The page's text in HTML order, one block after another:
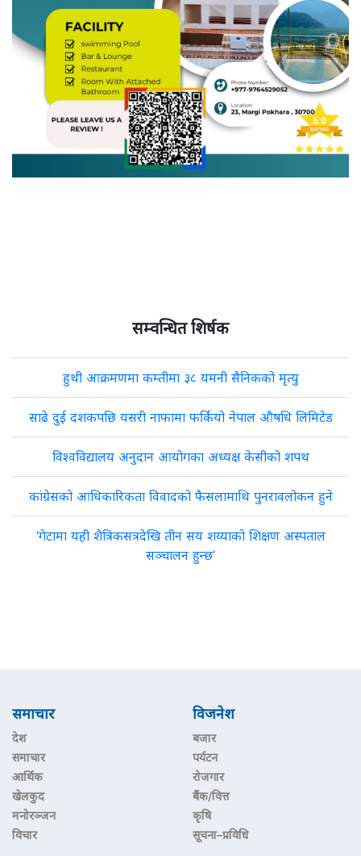
सम्वन्धित शिर्षक
हुथी आक्रमणमा कम्तीमा ३८ यमनी सैनिकको मृत्यु
साढे दुई दशकपछि यसरी नाफामा फर्कियो नेपाल औषधि लिमिटेड
विश्वविद्यालय अनुदान आयोगका अध्यक्ष केसीको शपथ
कांग्रेसको आधिकारिकता विवादको फैसलामाथि पुनरावलोकन हुने
‘गेटामा यही शैत्रिकसत्रदेखि तीन सय शय्याको शिक्षण अस्पताल
सञ्चालन हुन्छ’
समाचार
देश
समाचार
आर्थिक
खेलकुद
मनोरञ्जन
विचार
विजनेश
बजार
पर्यटन
रोजगार
बैंक/वित्त
कृषि
सूचना–प्रविधि